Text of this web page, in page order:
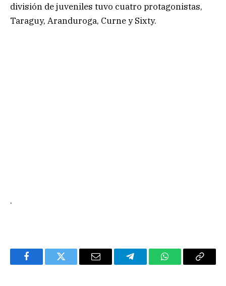
división de juveniles tuvo cuatro protagonistas,
Taraguy, Aranduroga, Curne y Sixty.
.
FacebookTwitter Email TelegramWhatsAppCopy